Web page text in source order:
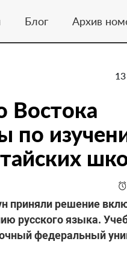
Блог Архив
Востока
по
приняли решение
русского языка.
федеральный